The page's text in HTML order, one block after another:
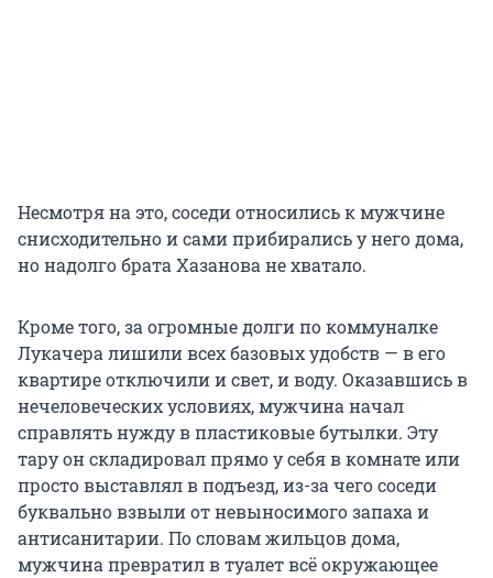
Несмотря на это, соседи относились к мужчине
снисходительно и сами прибирались у него дома,
но надолго брата Хазанова не хватало.
Кроме того, за огромные долги по коммуналке
Лукачера лишили всех базовых удобств — в его
квартире отключили и свет, и воду. Оказавшись в
нечеловеческих условиях, мужчина начал
справлять нужду в пластиковые бутылки. Эту
тару он складировал прямо у себя в комнате или
просто выставлял в подъезд, из-за чего соседи
буквально взвыли от невыносимого запаха и
антисанитарии. По словам жильцов дома,
мужчина превратил в туалет всё окружающее